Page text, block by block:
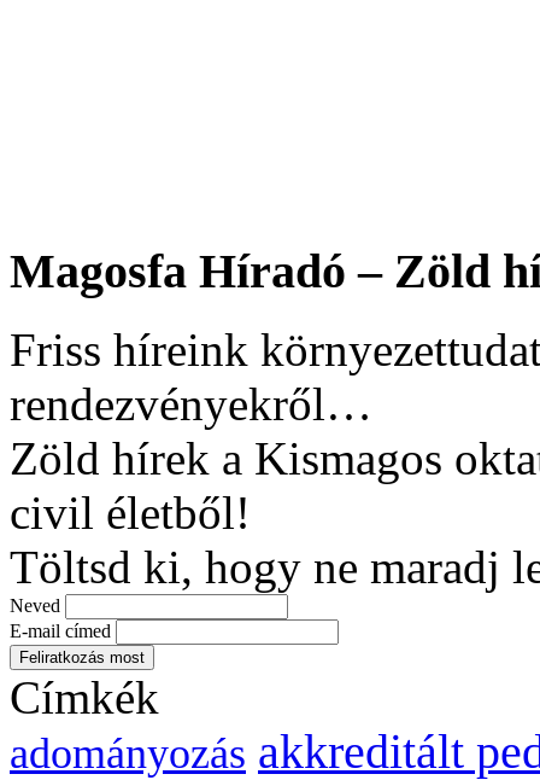
Magosfa Híradó – Zöld
Friss híreink
rendezvényekről…
Zöld hírek a Kismagos
civil életből!
Töltsd ki, hogy ne maradj
Neved
E-mail címed
Címkék
adományozás akkreditált